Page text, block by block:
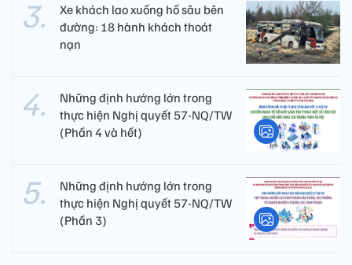
Xe khách lao xuống hố sâu bên
đường: 18 hành khách thoát
nạn
Những định hướng lớn trong
thực hiện Nghị quyết 57-NQ/TW
(Phần 4 và hết)
Những định hướng lớn trong
thực hiện Nghị quyết 57-NQ/TW
(Phần 3)